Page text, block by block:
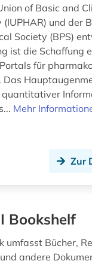
umweltschutz (1)
umweltwissenschaften (1)
unfallmedizin (1)
(2)
verzeichnis (8)
veterinärmedizin (2)
vorabdruck (1)
of Basic and
(IUPHAR) und der
Society (BPS)
ist die Schaffung
für
Das
Mehr
Zur
Bookshelf
umfasst Bücher,
andere